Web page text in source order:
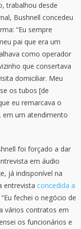
trabalhou desde
Bushnell concedeu
“Eu sempre
pai que era um
como operador
que consertava
domiciliar. Meu
os tubos [de
eu remarcava o
em um atendimento
foi forçado a dar
em áudio
já indisponível na
entrevista concedida a
fechei o negócio de
vários contratos em
os funcionários e